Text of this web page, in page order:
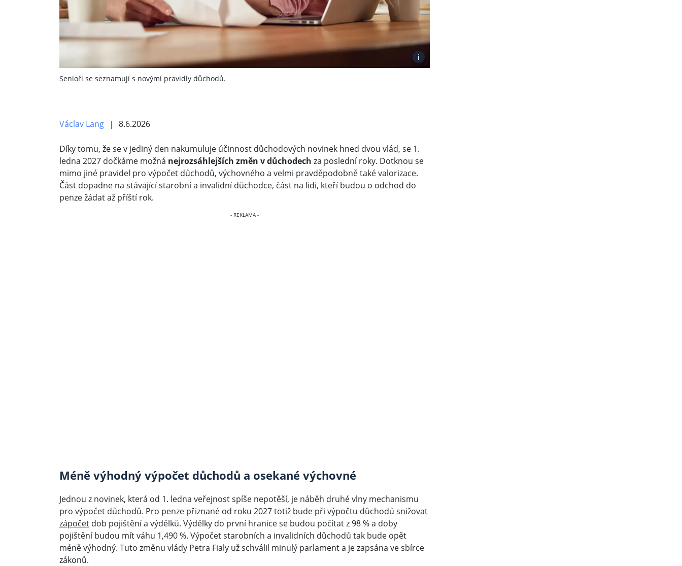
i
Senioři se seznamují s novými pravidly důchodů.
Václav Lang 8.6.2026
Díky tomu, že se v jediný den nakumuluje účinnost důchodových novinek hned dvou vlád, se 1.
ledna 2027 dočkáme možná nejrozsáhlejších změn v důchodech za poslední roky. Dotknou se
mimo jiné pravidel pro výpočet důchodů, výchovného a velmi pravděpodobně také valorizace.
Část dopadne na stávající starobní a invalidní důchodce, část na lidi, kteří budou o odchod do
penze žádat až příští rok.
Méně výhodný výpočet důchodů a osekané výchovné
Jednou z novinek, která od 1. ledna veřejnost spíše nepotěší, je náběh druhé vlny mechanismu
pro výpočet důchodů. Pro penze přiznané od roku 2027 totiž bude při výpočtu důchodů snižovat
zápočet dob pojištění a výdělků. Výdělky do první hranice se budou počítat z 98 % a doby
pojištění budou mít váhu 1,490 %. Výpočet starobních a invalidních důchodů tak bude opět
méně výhodný. Tuto změnu vlády Petra Fialy už schválil minulý parlament a je zapsána ve sbírce
zákonů.